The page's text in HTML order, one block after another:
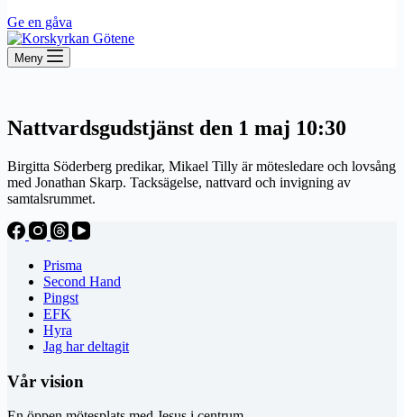
Ge en gåva
Meny
Nattvardsgudstjänst den 1 maj 10:30
Birgitta Söderberg predikar, Mikael Tilly är mötesledare och lovsång
med Jonathan Skarp. Tacksägelse, nattvard och invigning av
samtalsrummet.
Prisma
Second Hand
Pingst
EFK
Hyra
Jag har deltagit
Vår vision